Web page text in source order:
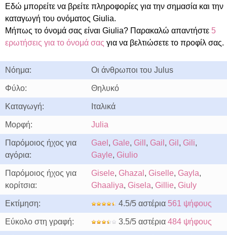
Εδώ μπορείτε να βρείτε πληροφορίες για την σημασία και την
καταγωγή του ονόματος Giulia.
Μήπως το όνομά σας είναι Giulia? Παρακαλώ απαντήστε 5
ερωτήσεις για το όνομά σας για να βελτιώσετε το προφίλ σας.
Νόημα: Οι άνθρωποι του Julus
Φύλο: Θηλυκό
Καταγωγή: Ιταλικά
Μορφή: Julia
Παρόμοιος ήχος για
αγόρια:
Gael , Gale, Gill , Gail , Gil , Gili,
Gayle, Giulio
Παρόμοιος ήχος για
κορίτσια:
Gisele, Ghazal , Giselle, Gayla,
Ghaaliya, Gisela, Gillie, Giuly
Εκτίμηση: 4.5/5 αστέρια 561 ψήφους
Εύκολο στη γραφή: 3.5/5 αστέρια 484 ψήφους